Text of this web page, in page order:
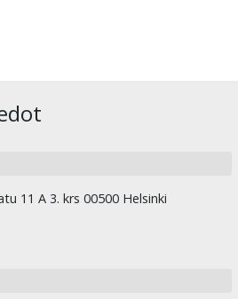
11 A 3. krs 00500 Helsinki